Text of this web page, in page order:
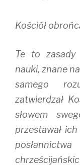
Kościół
Te to zasady
nauki, znane
samego
zatwierdzał
słowem
przestawał